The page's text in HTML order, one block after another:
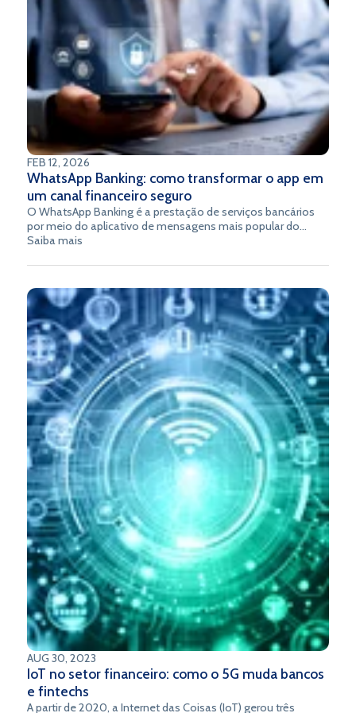
FEB 12, 2026
WhatsApp Banking: como transformar o app em
um canal financeiro seguro
O WhatsApp Banking é a prestação de serviços bancários
por meio do aplicativo de mensagens mais popular do
Brasil, permitindo que clientes realizem transações
recebam atendimento personalizado por meio de
Saiba mais
AUG 30, 2023
IoT no setor financeiro: como o 5G muda bancos
e fintechs
A partir de 2020, a Internet das Coisas (IoT) gerou três